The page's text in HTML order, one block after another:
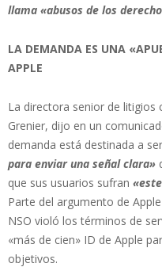
llama «abusos de los
LA DEMANDA ES UNA
APPLE
La directora senior de litigios
Grenier, dijo en un
demanda está destinada a
para enviar una señal clara»
que sus usuarios sufran
Parte del argumento de
NSO violó los términos de
«más de cien» ID de Apple
objetivos.